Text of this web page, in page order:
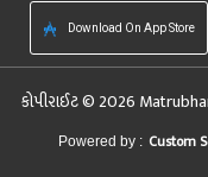
Download On App Store
કોપીરાઈટ © 2026
Powered by : Custom